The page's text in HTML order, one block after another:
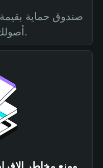
أصولك ومعاملاتك.